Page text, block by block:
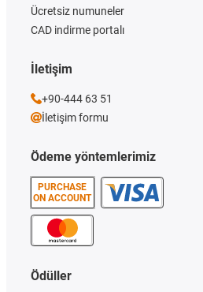
Ödeme yöntemlerimiz
PURCHASE
ON ACCOUNT
Ücretsiz numuneler
CAD indirme portalı
Ödüller
İletişim
+90-444 63 51
İletişim formu